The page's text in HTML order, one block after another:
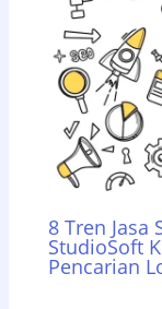
8 Tren Jasa
StudioSoft
Pencarian